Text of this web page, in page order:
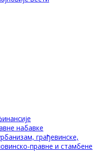
набавке
грађевинске,
правне и стамбене